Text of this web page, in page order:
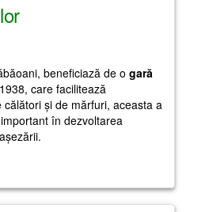
beneficiază de o gară
care facilitează
călători şi de mărfuri, aceasta a
în dezvoltarea